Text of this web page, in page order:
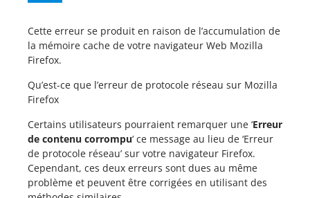
Cette erreur se produit en raison de l’accumulation de
la mémoire cache de votre navigateur Web Mozilla
Firefox.
Qu’est-ce que l’erreur de protocole réseau sur Mozilla
Firefox
Certains utilisateurs pourraient remarquer une ‘Erreur
de contenu corrompu‘ ce message au lieu de ‘Erreur
de protocole réseau’ sur votre navigateur Firefox.
Cependant, ces deux erreurs sont dues au même
problème et peuvent être corrigées en utilisant des